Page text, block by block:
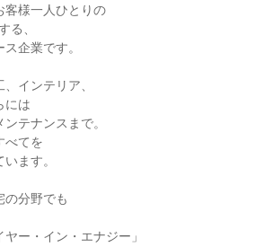
客様一人ひとりの
る、
企業です。
インテリア、
には
テナンスまで。
べてを
ます。
の分野でも
ヤー・イン・エナジー」